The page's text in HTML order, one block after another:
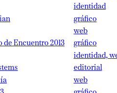
identidad
gráfico
web
de Encuentro 2013
gráfico
identidad,
editorial
web